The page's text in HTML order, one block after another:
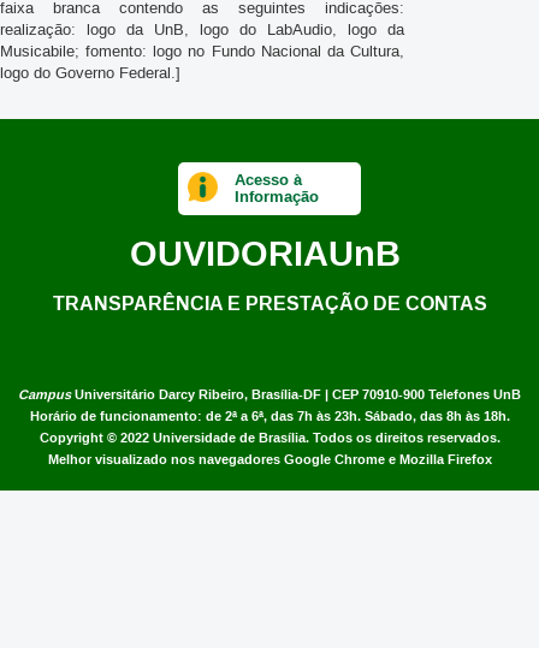
faixa branca contendo as seguintes indicações:
realização: logo da UnB, logo do LabAudio, logo da
Musicabile; fomento: logo no Fundo Nacional da Cultura,
logo do Governo Federal.]
CampusUniversitário Darcy Ribeiro, Brasília-DF | CEP 70910-900 Telefones UnB
Horário de funcionamento: de 2ª a 6ª, das 7h às 23h. Sábado, das 8h às 18h.
Copyright © 2022 Universidade de Brasília. Todos os direitos reservados.
Melhor visualizado nos navegadores Google Chrome e Mozilla Firefox
Acesso à
Informação
OUVIDORIAUnB
TRANSPARÊNCIA E PRESTAÇÃO DE CONTAS